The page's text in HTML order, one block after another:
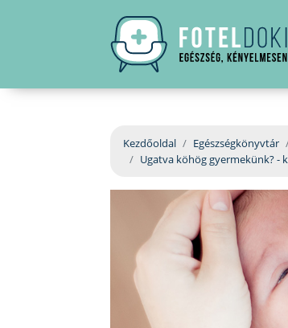
Kezdőoldal Egészségkönyvtár
Ugatva köhög gyermekünk? -